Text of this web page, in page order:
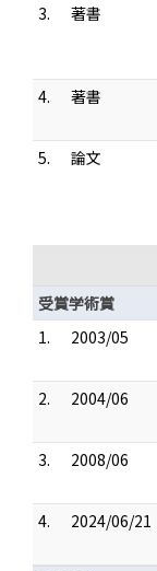
3.
著書
4.
著書
5.
論文
受賞学術賞
1.
2003/05
2.
2004/06
3.
2008/06
4.
2024/06/21